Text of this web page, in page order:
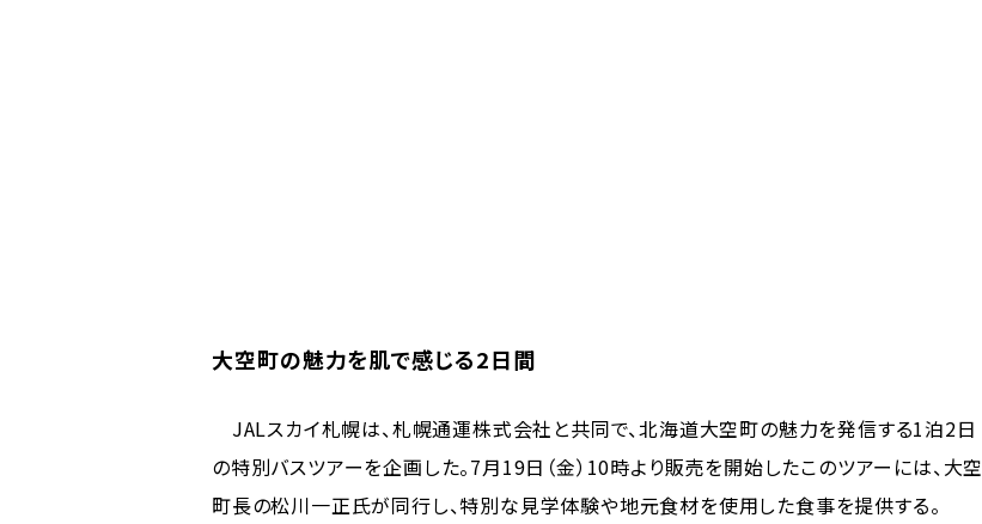
大空町の魅力を肌で感じる2日間
JALスカイ札幌は、札幌通運株式会社と共同で、北海道大空町の魅力を発信する1泊2日
の特別バスツアーを企画した。7月19日（金）10時より販売を開始したこのツアーには、大空
町長の松川一正氏が同行し、特別な見学体験や地元食材を使用した食事を提供する。